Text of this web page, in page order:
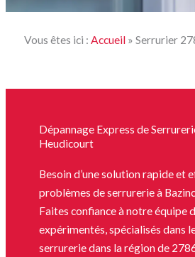
Vous êtes ici : Accueil» Serrurier
Dépannage Express de
Heudicourt
Besoin d’une solution rapide et
problèmes de serrurerie à
Faites confiance à notre équipe
expérimentés, spécialisés dans
serrurerie dans la région de